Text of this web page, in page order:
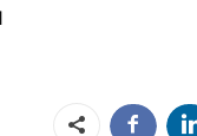
Dalintis